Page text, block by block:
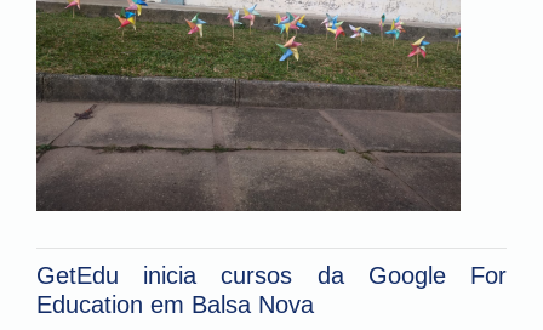
GetEdu inicia cursos da Google For
Education em Balsa Nova